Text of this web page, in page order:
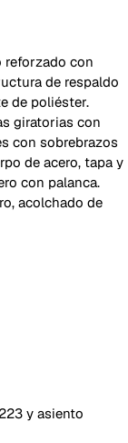
reforzado con
de respaldo
de poliéster.
giratorias con
con sobrebrazos
de acero, tapa y
con palanca.
acolchado de
y asiento